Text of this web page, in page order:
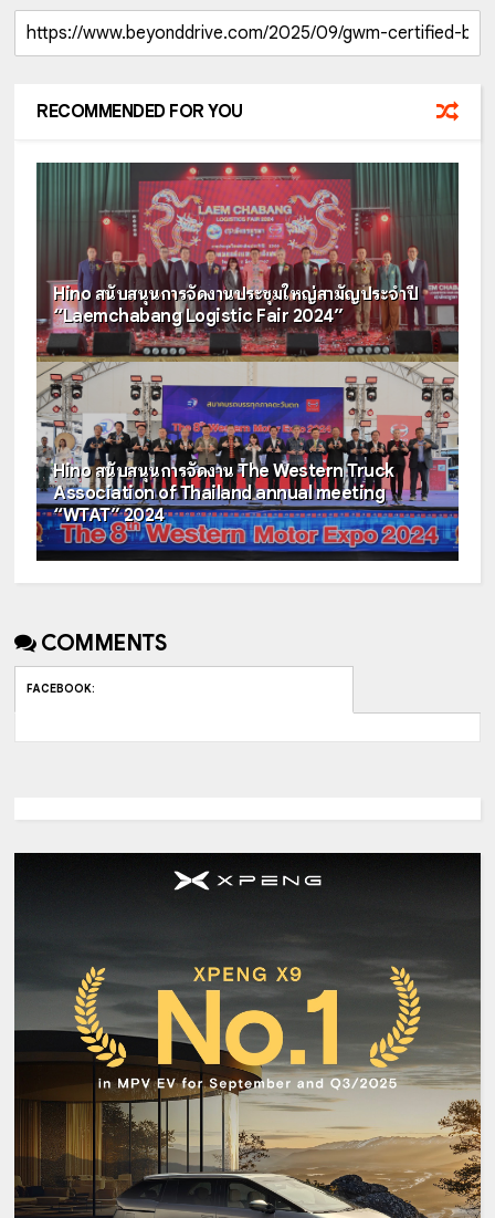
RECOMMENDED FOR YOU
Hino สนับสนุนการจัดงานประชุมใหญ่สามัญประจำปี
“Laemchabang Logistic Fair 2024”
Hino สนับสนุนการจัดงาน The Western Truck
Association of Thailand annual meeting
“WTAT” 2024
COMMENTS
FACEBOOK: